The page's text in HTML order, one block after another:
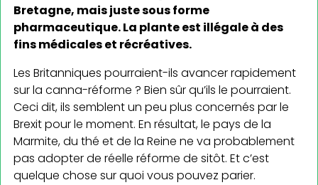
Bretagne, mais juste sous forme
pharmaceutique. La plante est illégale à des
fins médicales et récréatives.
Les Britanniques pourraient-ils avancer rapidement
sur la canna-réforme ? Bien sûr qu’ils le pourraient.
Ceci dit, ils semblent un peu plus concernés par le
Brexit pour le moment. En résultat, le pays de la
Marmite, du thé et de la Reine ne va probablement
pas adopter de réelle réforme de sitôt. Et c’est
quelque chose sur quoi vous pouvez parier.